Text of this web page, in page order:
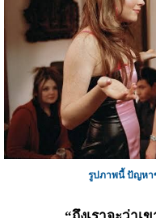
รูปภาพนี้ ปัญหา